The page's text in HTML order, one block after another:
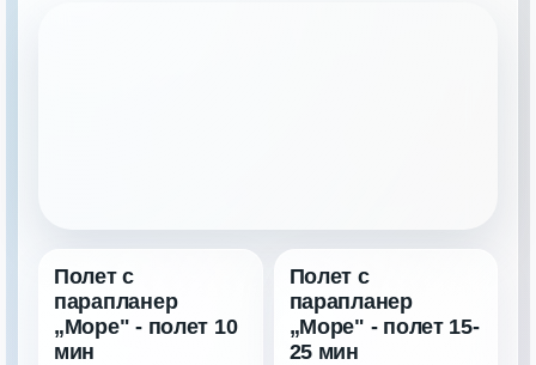
Полет с
парапланер
„Море" - полет 10
мин
Полет с
парапланер
„Море" - полет 15-
25 мин